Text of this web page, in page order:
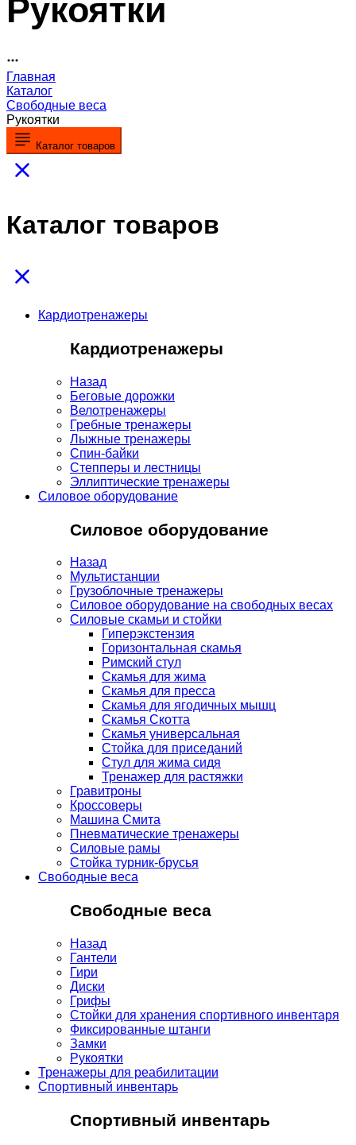
Рукоятки
Главная
Каталог
Свободные веса
Рукоятки
Каталог товаров
Каталог товаров
Кардиотренажеры
Кардиотренажеры
Назад
Беговые дорожки
Велотренажеры
Гребные тренажеры
Лыжные тренажеры
Спин-байки
Степперы и лестницы
Эллиптические тренажеры
Силовое оборудование
Силовое оборудование
Назад
Мультистанции
Грузоблочные тренажеры
Силовое оборудование на свободных весах
Силовые скамьи и стойки
Гиперэкстензия
Горизонтальная скамья
Римский стул
Скамья для жима
Скамья для пресса
Скамья для ягодичных мышц
Скамья Скотта
Скамья универсальная
Стойка для приседаний
Стул для жима сидя
Тренажер для растяжки
Гравитроны
Кроссоверы
Машина Смита
Пневматические тренажеры
Силовые рамы
Стойка турник-брусья
Свободные веса
Свободные веса
Назад
Гантели
Гири
Диски
Грифы
Стойки для хранения спортивного инвентаря
Фиксированные штанги
Замки
Рукоятки
Тренажеры для реабилитации
Спортивный инвентарь
Спортивный инвентарь